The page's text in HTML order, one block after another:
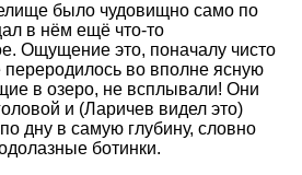
было чудовищно само по
в нём ещё что-то
Ощущение это, поначалу чисто
переродилось во вполне ясную
в озеро, не всплывали! Они
и (Ларичев видел это)
дну в самую глубину, словно
ботинки.